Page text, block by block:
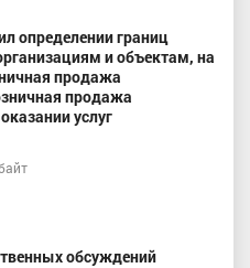
определении границ
и объектам, на
продажа
продажа
услуг
обсуждений